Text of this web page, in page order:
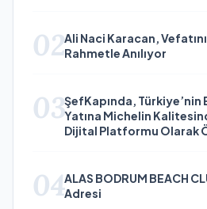
02Ali Naci Karacan,
Rahmetle Anılıyor
03ŞefKapında, Türkiye’nin
Yatına Michelin
Dijital Platformu Olarak
04ALAS BODRUM BEACH
Adresi